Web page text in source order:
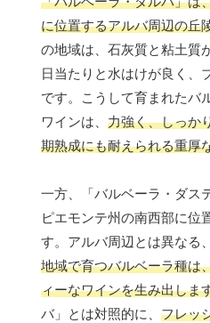
に位置するアルバ周辺の丘
の地域は、石灰質と粘土質
日当たりと水はけが良く、
です。こうして育まれたバ
ワインは、 力強く、しっか
期熟成にも耐えられる重厚
一方、「バルベーラ・ダス
ピエモンテ州の南西部に位
す。アルバ周辺とは異なる、
地域で育つバルベーラ種は
ィーなワインを生み出しま
バ」とは対照的に、 フレッ